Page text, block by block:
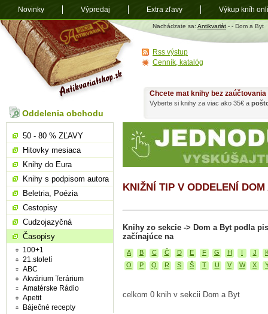
Antikvariát
shop.sk
Nachádzate sa: Antikvariát - - Dom a Byt
KNIŽNÍ TIP V ODDELENÍ DOM
Knihy zo sekcie -> Dom a Byt podla
začínajúce na
A B C Č D E F G H J
O
P Q R S Š T U V W X
celkom 0 knih v sekcii Dom a Byt
Chcete mat knihy bez
Vyberte si knihy za viac ako 35€ a
Oddelenia obchodu
50 - 80 % ZĽAVY
Hitovky mesiaca
Knihy do Eura
Knihy s podpisom autora
Beletria, Poézia
Cestopisy
Cudzojazyčná
Časopisy
100+1
21.století
ABC
Akvárium Terárium
Amatérske Rádio
Apetit
Báječné recepty
Rss výstup
Cenník, katalóg
Novinky Výpredaj Extra zľavy Výkup kníh